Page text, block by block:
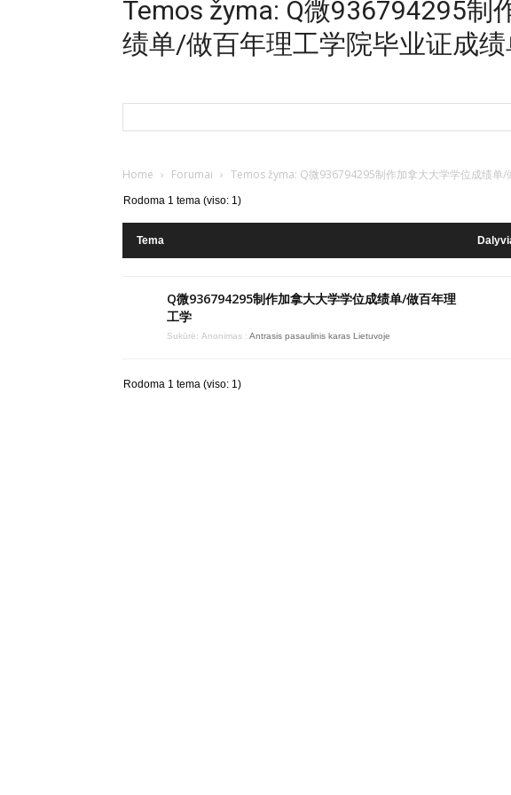
Temos žyma: Q微936794295制
绩单/做百年理工学院毕业证成绩
Home › Forumai › Temos žyma: Q微936794295制作加拿大大学学位成绩单/
Rodoma 1 tema (viso: 1)
Tema
Q微936794295制作加拿大大学学位成绩单/做百年理
工学
Sukūrė: Anonimas : Antrasis pasaulinis karas Lietuvoje
Rodoma 1 tema (viso: 1)